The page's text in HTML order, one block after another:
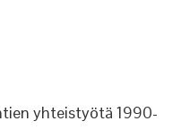
yhteistyötä 1990-